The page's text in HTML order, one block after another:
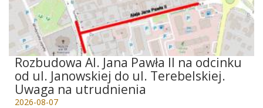
Rozbudowa Al. Jana Pawła II na odcinku
od ul. Janowskiej do ul. Terebelskiej.
Uwaga na utrudnienia
2026-08-07